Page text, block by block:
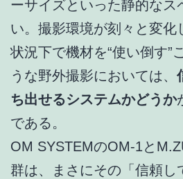
ーサイズといった静的なス
い。撮影環境が刻々と変化
状況下で機材を“使い倒す”
うな野外撮影においては、
ち出せるシステムかどうか
である。
OM SYSTEMのOM-1と
群は、まさにその「信頼し